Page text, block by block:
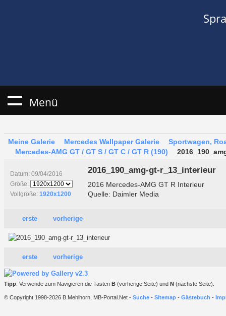
Menü
Meine Galerie Mercedes Wallpaper Galerie
Sportwagen,
Mercedes-AMG GT / GT S / GT C / GT R (190)
Datum: 09/04/2016
Größe:
Vollgröße: 1920x1200
2016_190_amg-gt-r_13_interieur
2016 Mercedes-AMG GT R Interieur
Quelle: Daimler Media
erste vorherige
erste vorherige
Tipp: Verwende zum Navigieren die Tasten B (vorherige Seite) und N (nächste Seite).
© Copyright 1998-2026 B.Mehlhorn, MB-Portal.Net - Suche - Sitemap - Gästebuch -